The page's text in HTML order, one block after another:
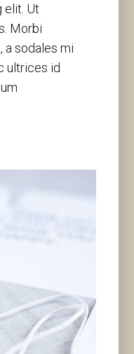
elit. Ut
Morbi
a sodales mi
ultrices id